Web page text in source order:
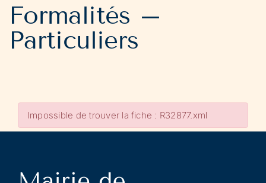
Formalités –
Particuliers
Impossible de trouver la fiche : R32877.xml